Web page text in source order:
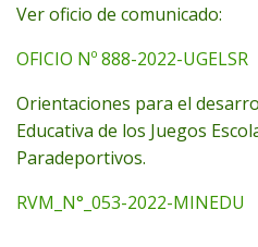
Ver oficio de comunicado:
OFICIO Nº 888-2022-UGELSR
Orientaciones para el
Educativa de los Juegos
Paradeportivos.
RVM_N°_053-2022-MINEDU